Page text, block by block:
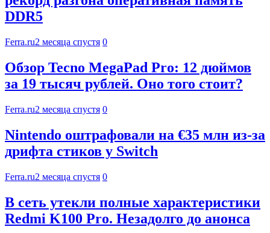
DDR5
Ferra.ru2 месяца спустя 0
Обзор Tecno MegaPad Pro: 12 дюймов
за 19 тысяч рублей. Оно того стоит?
Ferra.ru2 месяца спустя 0
Nintendo оштрафовали на €35 млн из-за
дрифта стиков у Switch
Ferra.ru2 месяца спустя 0
В сеть утекли полные характеристики
Redmi K100 Pro. Незадолго до анонса